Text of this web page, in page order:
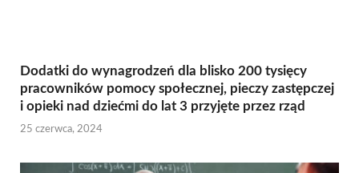
Dodatki do wynagrodzeń dla blisko 200 tysięcy
pracowników pomocy społecznej, pieczy zastępczej
i opieki nad dziećmi do lat 3 przyjęte przez rząd
25 czerwca, 2024